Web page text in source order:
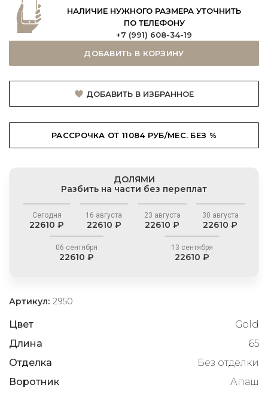
НАЛИЧИЕ НУЖНОГО РАЗМЕРА УТОЧНИТЬ
ПО ТЕЛЕФОНУ
+7 (991) 608-34-19
ДОБАВИТЬ В КОРЗИНУ
ДОБАВИТЬ В ИЗБРАННОЕ
РАССРОЧКА ОТ 11084 РУБ/МЕС. БЕЗ %
ДОЛЯМИ
Разбить на части без переплат
Сегодня
22610 ₽
16 августа
22610 ₽
23 августа
22610 ₽
30 августа
22610 ₽
06 сентября
22610 ₽
13 сентября
22610 ₽
Артикул: 2950
Цвет
Gold
Длина
65
Отделка
Без отделки
Воротник
Апаш